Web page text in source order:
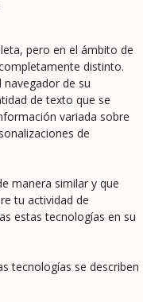
pero en el ámbito de
distinto.
navegador de su
de texto que se
variada sobre
de
manera similar y que
tu actividad de
estas tecnologías en su
tecnologías se describen